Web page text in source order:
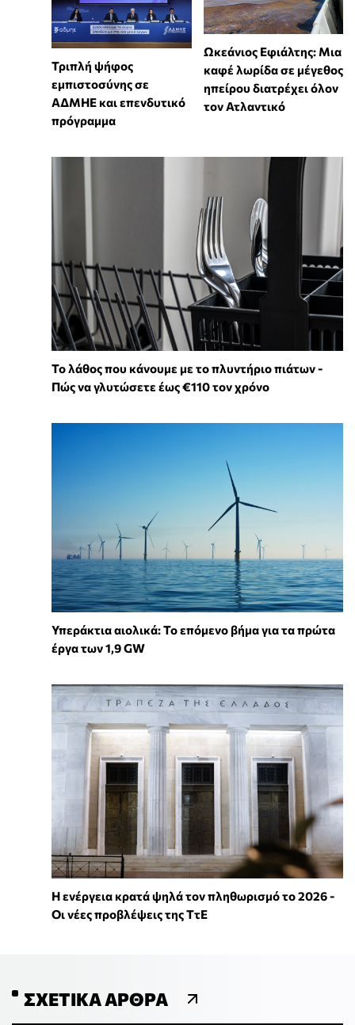
Τριπλή ψήφος
εμπιστοσύνης σε
ΑΔΜΗΕ και επενδυτικό
πρόγραμμα
Ωκεάνιος Εφιάλτης: Μια
καφέ λωρίδα σε μέγεθος
ηπείρου διατρέχει όλον
τον Ατλαντικό
Το λάθος που κάνουμε με το πλυντήριο πιάτων -
Πώς να γλυτώσετε έως €110 τον χρόνο
Υπεράκτια αιολικά: Το επόμενο βήμα για τα πρώτα
έργα των 1,9 GW
Η ενέργεια κρατά ψηλά τον πληθωρισμό το 2026 -
Οι νέες προβλέψεις της ΤτΕ
ΣΧΕΤΙΚΆ ΆΡΘΡΑ